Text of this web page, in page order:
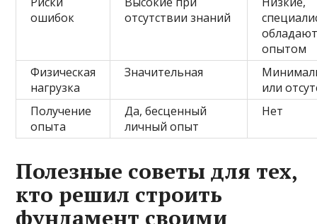
ошибок
отсутствии знаний
опытом
Физическая
нагрузка
Значительная
или
Получение
опыта
Да, бесценный
личный опыт
Нет
Полезные советы для тех,
кто решил строить
фундамент своими